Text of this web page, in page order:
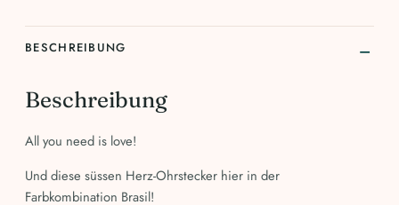
BESCHREIBUNG
Beschreibung
All you need is love!
Und diese süssen Herz-Ohrstecker hier in der
Farbkombination Brasil!